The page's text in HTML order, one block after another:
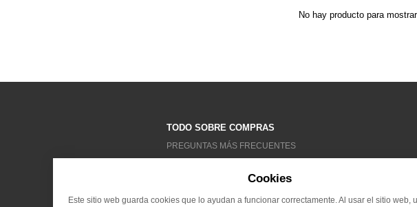
No hay producto para mostrar
TODO SOBRE COMPRAS
PREGUNTAS MÁS FRECUENTES
TRATAMIENTO DE DATOS
RECLAMACIONES
Cookies
Este sitio web guarda cookies que lo ayudan a funcionar correctamente. Al usar el sitio web,